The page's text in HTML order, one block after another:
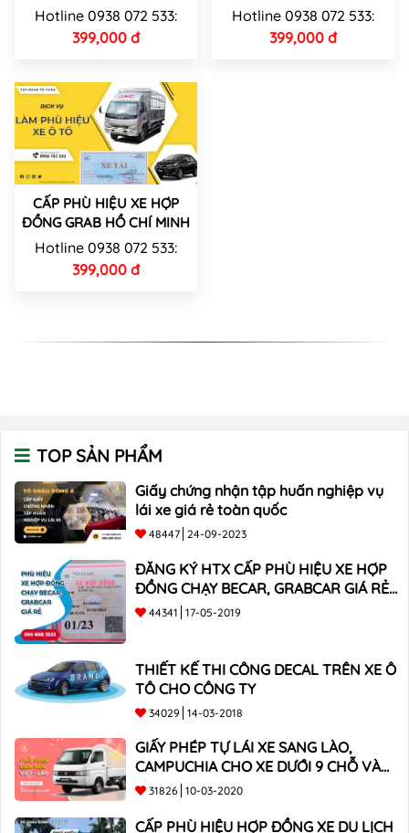
Hotline 0938 072 533:
399,000 đ
Hotline 0938 072 533:
399,000 đ
CẤP PHÙ HIỆU XE HỢP
ĐỒNG GRAB HỒ CHÍ MINH
Hotline 0938 072 533:
399,000 đ
TOP SẢN PHẨM
Giấy chứng nhận tập huấn nghiệp vụ
lái xe giá rẻ toàn quốc
48447 24-09-2023
ĐĂNG KÝ HTX CẤP PHÙ HIỆU XE HỢP
ĐỒNG CHẠY BECAR, GRABCAR GIÁ RẺ
NHẤT
44341 17-05-2019
THIẾT KẾ THI CÔNG DECAL TRÊN XE Ô
TÔ CHO CÔNG TY
34029 14-03-2018
GIẤY PHÉP TỰ LÁI XE SANG LÀO,
CAMPUCHIA CHO XE DƯỚI 9 CHỖ VÀ
XE BÁN TẢI
31826 10-03-2020
CẤP PHÙ HIỆU HỢP ĐỒNG XE DU LỊCH